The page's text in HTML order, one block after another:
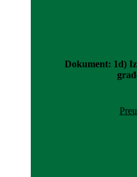
Dokument: 1d)